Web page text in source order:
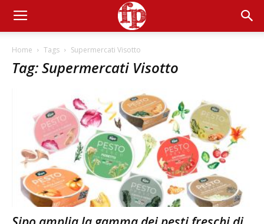
Home Tags Supermercati Visotto
Tag: Supermercati Visotto